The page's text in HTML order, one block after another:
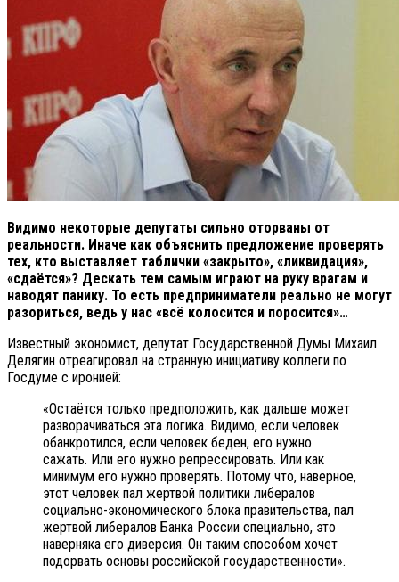
Видимо некоторые депутаты сильно оторваны от
реальности. Иначе как объяснить предложение проверять
тех, кто выставляет таблички «закрыто», «ликвидация»,
«сдаётся»? Дескать тем самым играют на руку врагам и
наводят панику. То есть предприниматели реально не могут
разориться, ведь у нас «всё колосится и поросится»…
Известный экономист, депутат Государственной Думы Михаил
Делягин отреагировал на странную инициативу коллеги по
Госдуме с иронией:
«Остаётся только предположить, как дальше может
разворачиваться эта логика. Видимо, если человек
обанкротился, если человек беден, его нужно
сажать. Или его нужно репрессировать. Или как
минимум его нужно проверять. Потому что, наверное,
этот человек пал жертвой политики либералов
социально-экономического блока правительства, пал
жертвой либералов Банка России специально, это
наверняка его диверсия. Он таким способом хочет
подорвать основы российской государственности».